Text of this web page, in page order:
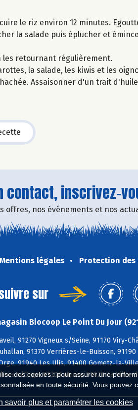
des cookies : pour assurer une
en toute sécurité. Vous
savoir plus et paramétrer les cookies
le riz environ 12 minutes.
la salade puis éplucher et
les retournant régulièrement.
la salade, les kiwis et les
Assaisonner d'un trait
contact, inscrivez-
offres, nos événements et nos
Mentions légales Protection des
sur
Biocoop Le Point Du Jour
91270 Vigneux s/Seine, 91170 Viry-
91370 Verrières-le-Buisson,
91940 Les Ulis, 91400 Gometz-la-
s/Orge, 91300 Massy, 91620 La Ville-